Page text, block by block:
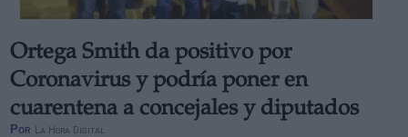
Ortega Smith da positivo por
Coronavirus y podría poner en
cuarentena a concejales y diputados
Por La Hora Digital